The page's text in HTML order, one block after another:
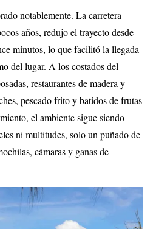
notablemente. La carretera
años, redujo el trayecto desde
minutos, lo que facilitó la llegada
del lugar. A los costados del
restaurantes de madera y
pescado frito y batidos de frutas
el ambiente sigue siendo
ni multitudes, solo un puñado de
cámaras y ganas de